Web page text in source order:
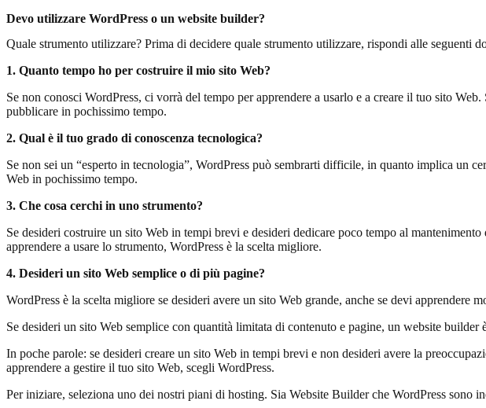
Devo utilizzare WordPress o un website builder?
Quale strumento utilizzare? Prima di decidere quale strumento utilizzare, rispondi alle seguenti
1. Quanto tempo ho per costruire il mio sito Web?
Se non conosci WordPress, ci vorrà del tempo per apprendere a usarlo e a creare il tuo sito
pubblicare in pochissimo tempo.
2. Qual è il tuo grado di conoscenza tecnologica?
Se non sei un “esperto in tecnologia”, WordPress può sembrarti difficile, in quanto implica un
Web in pochissimo tempo.
3. Che cosa cerchi in uno strumento?
Se desideri costruire un sito Web in tempi brevi e desideri dedicare poco tempo al
apprendere a usare lo strumento, WordPress è la scelta migliore.
4. Desideri un sito Web semplice o di più pagine?
WordPress è la scelta migliore se desideri avere un sito Web grande, anche se devi
Se desideri un sito Web semplice con quantità limitata di contenuto e pagine, un website builder
In poche parole: se desideri creare un sito Web in tempi brevi e non desideri avere la
apprendere a gestire il tuo sito Web, scegli WordPress.
Per iniziare, seleziona uno dei nostri piani di hosting. Sia Website Builder che WordPress sono